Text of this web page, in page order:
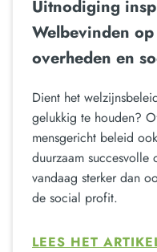
Uitnodiging
Welbevinden
overheden en
Dient het
gelukkig te houden?
mensgericht beleid
duurzaam
vandaag sterker dan
de social profit.
LEES HET